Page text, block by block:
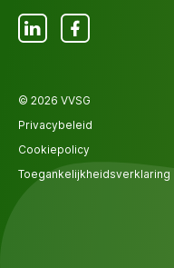
LinkedInFacebook
© 2026 VVSG
Privacybeleid
Cookiepolicy
Toegankelijkheidsverklaring